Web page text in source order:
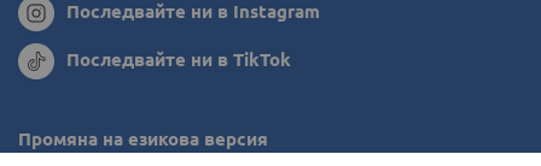
Последвайте ни в Instagram
Последвайте ни в TikTok
Промяна на езикова версия